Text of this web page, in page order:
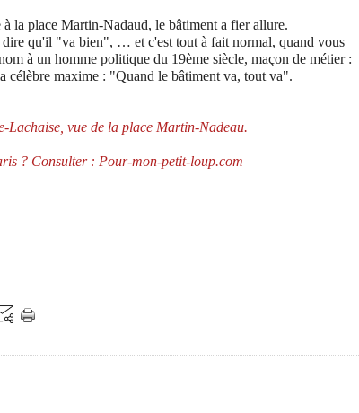
la place Martin-Nadaud, le bâtiment a fier allure.
dire qu'il "va bien", … et c'est tout à fait normal, quand vous
à un homme politique du 19ème siècle, maçon de métier :
célèbre maxime : "Quand le bâtiment va, tout va".
Lachaise, vue de la place Martin-Nadeau.
? Consulter : Pour-mon-petit-loup.com